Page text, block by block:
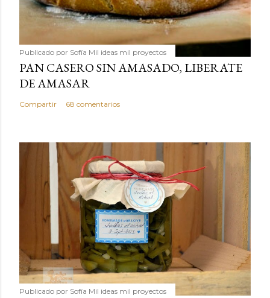
Publicado por Sofía Mil ideas mil proyectos
PAN CASERO SIN AMASADO, LIBERATE
DE AMASAR
Compartir 68 comentarios
Publicado por Sofía Mil ideas mil proyectos